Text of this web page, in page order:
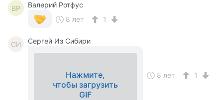
ВР
Валерий Ротфус
8 лет
1
CИ Cергей Из Сибири
Нажмите,
чтобы загрузить
GIF
8 лет 1